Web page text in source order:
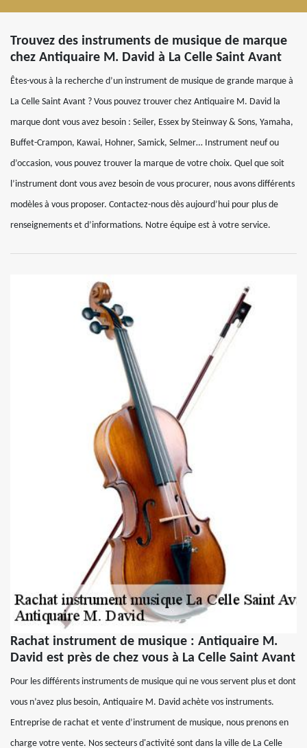
Trouvez des instruments de musique de marque
chez Antiquaire M. David à La Celle Saint Avant
Êtes-vous à la recherche d’un instrument de musique de grande marque à
La Celle Saint Avant ? Vous pouvez trouver chez Antiquaire M. David la
marque dont vous avez besoin : Seiler, Essex by Steinway & Sons, Yamaha,
Buffet-Crampon, Kawai, Hohner, Samick, Selmer… Instrument neuf ou
d’occasion, vous pouvez trouver la marque de votre choix. Quel que soit
l’instrument dont vous avez besoin de vous procurer, nous avons différents
modèles à vous proposer. Contactez-nous dès aujourd’hui pour plus de
renseignements et d’informations. Notre équipe est à votre service.
Rachat instrument de musique : Antiquaire M.
David est près de chez vous à La Celle Saint Avant
Pour les différents instruments de musique qui ne vous servent plus et dont
vous n’avez plus besoin, Antiquaire M. David achète vos instruments.
Entreprise de rachat et vente d’instrument de musique, nous prenons en
charge votre vente. Nos secteurs d'activité sont dans la ville de La Celle